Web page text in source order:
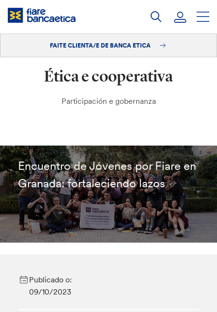
Saltar
Faite clienta/e
FAITE CLIENTA/E DE BANCA ETICA
Ética e cooperativa
Participación e gobernanza
Encuentro de Jóvenes por Fiare en
Granada: fortaleciendo lazos
Publicado o:
09/10/2023